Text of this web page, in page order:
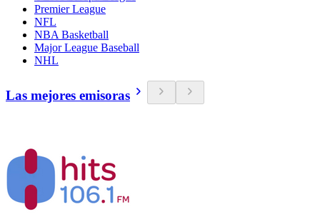
Premier League
NFL
NBA Basketball
Major League Baseball
NHL
Las mejores emisoras